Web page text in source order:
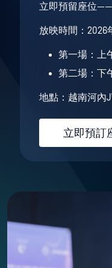
立即預留座位——
放映時間：2026
第一場：上
第二場：下
地點：越南河內
立即預訂